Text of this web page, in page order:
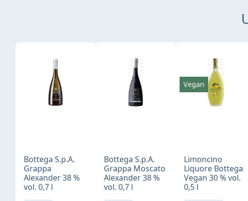
Produktgalerie überspringen
Bottega S.p.A.
Grappa
Alexander 38 %
vol. 0,7 l
Bottega S.p.A.
Grappa Moscato
Alexander 38 %
vol. 0,7 l
Limoncino
Liquore Bottega
Vegan 30 % vol.
0,5 l
Vegan